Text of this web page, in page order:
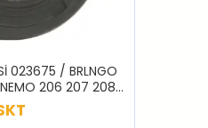
023675 / BRLNGO
206 207 208
PRTNR RFTR